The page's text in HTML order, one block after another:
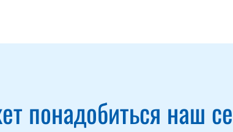
понадобиться наш